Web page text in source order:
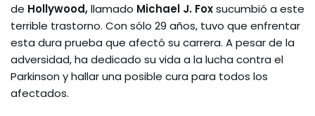
de Hollywood,llamado Michael J. Foxsucumbió a este
terrible trastorno. Con sólo 29 años, tuvo que enfrentar
esta dura prueba que afectó su carrera. A pesar de la
adversidad, ha dedicado su vida a la lucha contra el
Parkinson y hallar una posible cura para todos los
afectados.